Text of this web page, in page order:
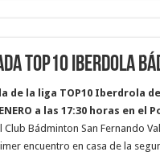
TOP10 IBERDOLA
de la liga TOP10 Iberdrola
ENERO a las 17:30 horas en
Bádminton San Fernando
encuentro en casa de la